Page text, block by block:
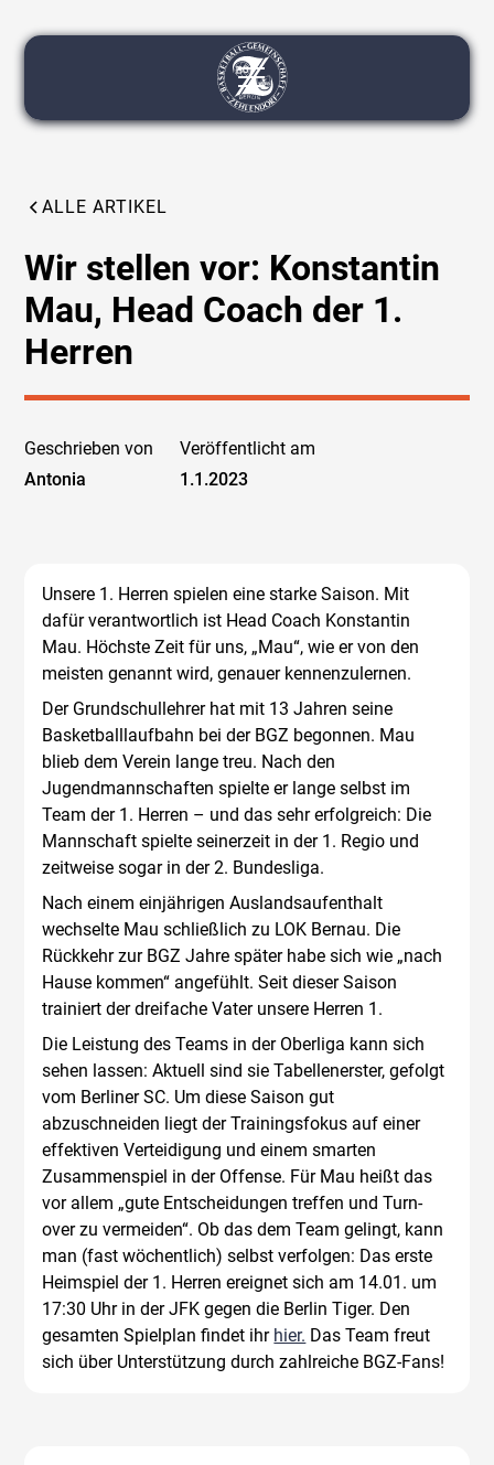
ALLE ARTIKEL
Wir stellen vor: Konstantin
Mau, Head Coach der 1.
Herren
Geschrieben von
Antonia
Veröffentlicht am
1.1.2023
Unsere 1. Herren spielen eine starke Saison. Mit
dafür verantwortlich ist Head Coach Konstantin
Mau. Höchste Zeit für uns, „Mau“, wie er von den
meisten genannt wird, genauer kennenzulernen.
Der Grundschullehrer hat mit 13 Jahren seine
Basketballlaufbahn bei der BGZ begonnen. Mau
blieb dem Verein lange treu. Nach den
Jugendmannschaften spielte er lange selbst im
Team der 1. Herren – und das sehr erfolgreich: Die
Mannschaft spielte seinerzeit in der 1. Regio und
zeitweise sogar in der 2. Bundesliga.
Nach einem einjährigen Auslandsaufenthalt
wechselte Mau schließlich zu LOK Bernau. Die
Rückkehr zur BGZ Jahre später habe sich wie „nach
Hause kommen“ angefühlt. Seit dieser Saison
trainiert der dreifache Vater unsere Herren 1.
Die Leistung des Teams in der Oberliga kann sich
sehen lassen: Aktuell sind sie Tabellenerster, gefolgt
vom Berliner SC. Um diese Saison gut
abzuschneiden liegt der Trainingsfokus auf einer
effektiven Verteidigung und einem smarten
Zusammenspiel in der Offense. Für Mau heißt das
vor allem „gute Entscheidungen treffen und Turn-
over zu vermeiden“. Ob das dem Team gelingt, kann
man (fast wöchentlich) selbst verfolgen: Das erste
Heimspiel der 1. Herren ereignet sich am 14.01. um
17:30 Uhr in der JFK gegen die Berlin Tiger. Den
gesamten Spielplan findet ihr hier. Das Team freut
sich über Unterstützung durch zahlreiche BGZ-Fans!